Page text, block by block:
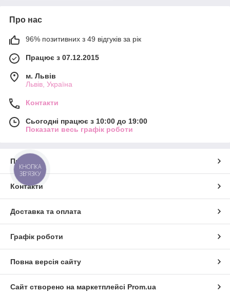
Про нас
96% позитивних з 49 відгуків за рік
Працює з 07.12.2015
м. Львів
Львів, Україна
Контакти
Сьогодні працює з 10:00 до 19:00
Показати весь графік роботи
Про нас
Контакти
Доставка та оплата
Графік роботи
Повна версія сайту
Сайт створено на маркетплейсі Prom.ua
КНОПКА
ЗВ'ЯЗКУ